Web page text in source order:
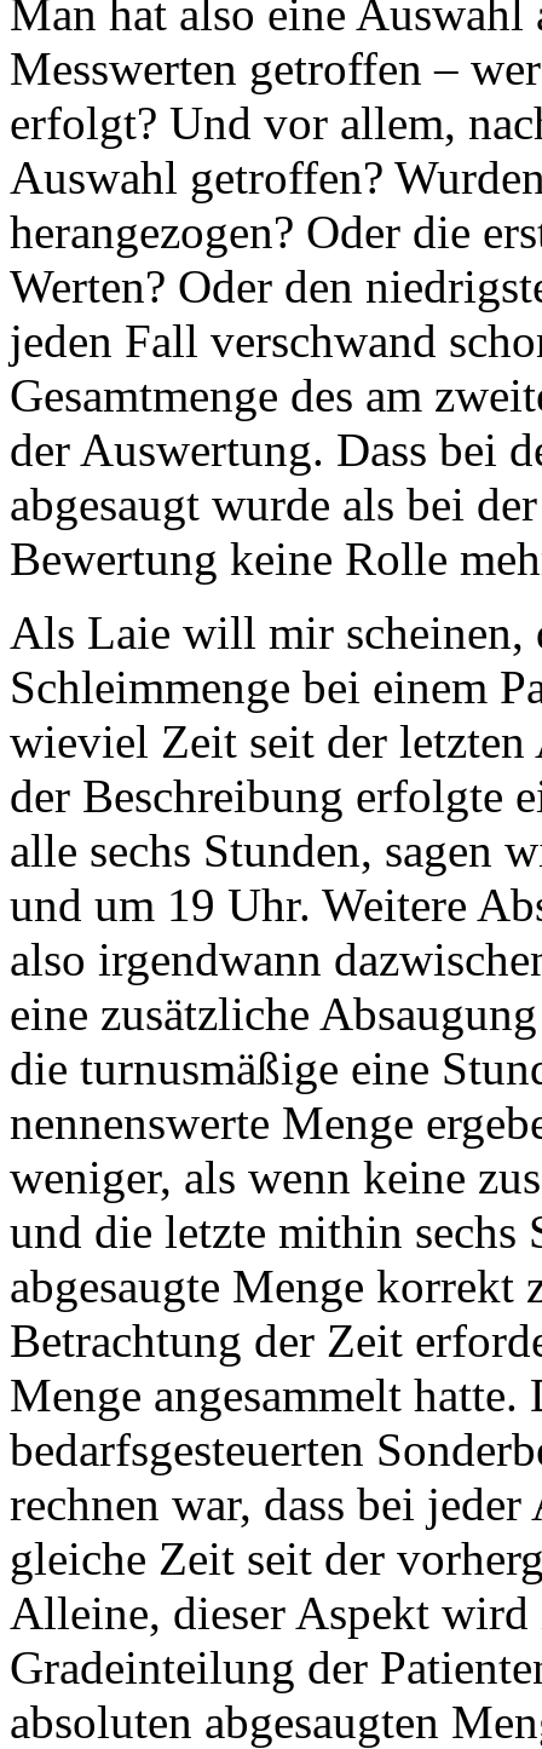
Man hat also eine Auswahl
Messwerten getroffen –
erfolgt? Und vor allem,
Auswahl getroffen?
herangezogen? Oder die
Werten? Oder den
jeden Fall verschwand
Gesamtmenge des am
der Auswertung. Dass bei
abgesaugt wurde als bei
Bewertung keine Rolle
Als Laie will mir scheinen,
Schleimmenge bei einem
wieviel Zeit seit der letzten
der Beschreibung erfolgte
alle sechs Stunden, sagen
und um 19 Uhr. Weitere
also irgendwann
eine zusätzliche
die turnusmäßige eine
nennenswerte Menge
weniger, als wenn keine
und die letzte mithin sechs
abgesaugte Menge korrekt
Betrachtung der Zeit
Menge angesammelt
bedarfsgesteuerten
rechnen war, dass bei
gleiche Zeit seit der
Alleine, dieser Aspekt
Gradeinteilung der
absoluten abgesaugten